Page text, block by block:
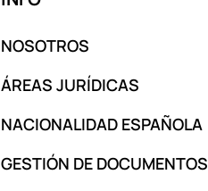
NOSOTROS
ÁREAS JURÍDICAS
NACIONALIDAD ESPAÑOLA
GESTIÓN DE DOCUMENTOS